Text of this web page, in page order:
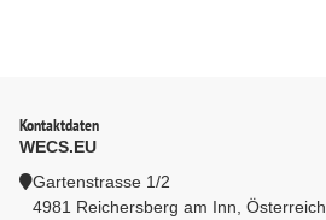
Kontaktdaten
WECS.EU
Gartenstrasse 1/2
4981 Reichersberg am Inn, Österreich